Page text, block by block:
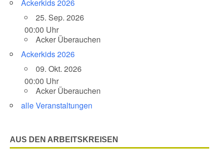
Ackerkids 2026
25. Sep. 2026
00:00 Uhr
Acker Überauchen
Ackerkids 2026
09. Okt. 2026
00:00 Uhr
Acker Überauchen
alle Veranstaltungen
AUS DEN ARBEITSKREISEN